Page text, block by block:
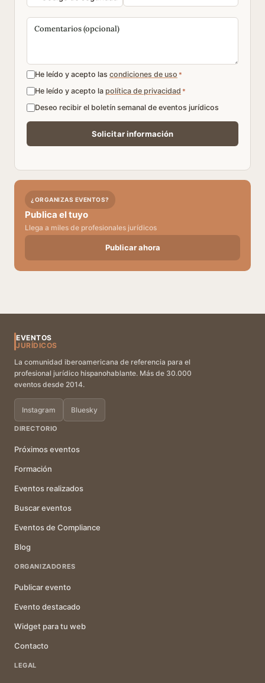
He leído y acepto las condiciones de uso *
He leído y acepto la política de privacidad *
Deseo recibir el boletín semanal de eventos jurídicos
¿ORGANIZAS EVENTOS?
Publica el tuyo
Llega a miles de profesionales jurídicos
Publicar ahora
EVENTOS
JURÍDICOS
La comunidad iberoamericana de referencia para el
profesional jurídico hispanohablante. Más de 30.000
eventos desde 2014.
Instagram Bluesky
DIRECTORIO
Próximos eventos
Formación
Eventos realizados
Buscar eventos
Eventos de Compliance
Blog
ORGANIZADORES
Publicar evento
Evento destacado
Widget para tu web
Contacto
LEGAL